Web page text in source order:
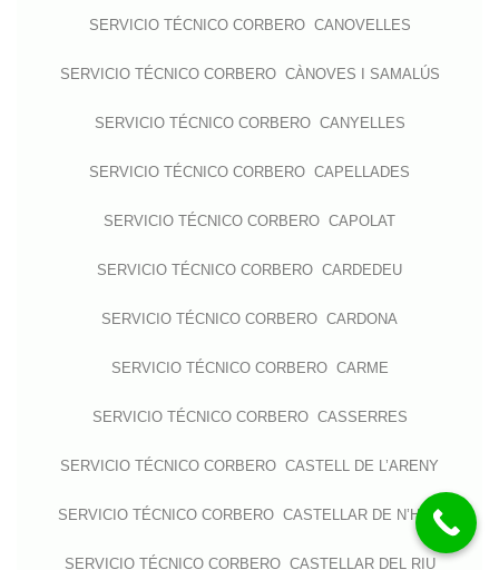
SERVICIO TÉCNICO CORBERO CANOVELLES
SERVICIO TÉCNICO CORBERO CÀNOVES I SAMALÚS
SERVICIO TÉCNICO CORBERO CANYELLES
SERVICIO TÉCNICO CORBERO CAPELLADES
SERVICIO TÉCNICO CORBERO CAPOLAT
SERVICIO TÉCNICO CORBERO CARDEDEU
SERVICIO TÉCNICO CORBERO CARDONA
SERVICIO TÉCNICO CORBERO CARME
SERVICIO TÉCNICO CORBERO CASSERRES
SERVICIO TÉCNICO CORBERO CASTELL DE L’ARENY
SERVICIO TÉCNICO CORBERO CASTELLAR DE N’HUG
SERVICIO TÉCNICO CORBERO CASTELLAR DEL RIU